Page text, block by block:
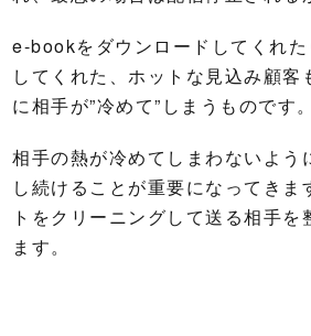
e-bookをダウンロードしてくれ
してくれた、ホットな見込み顧客
に相手が”冷めて”しまうものです。
相手の熱が冷めてしまわないよう
し続けることが重要になってきま
トをクリーニングして送る相手を
ます。